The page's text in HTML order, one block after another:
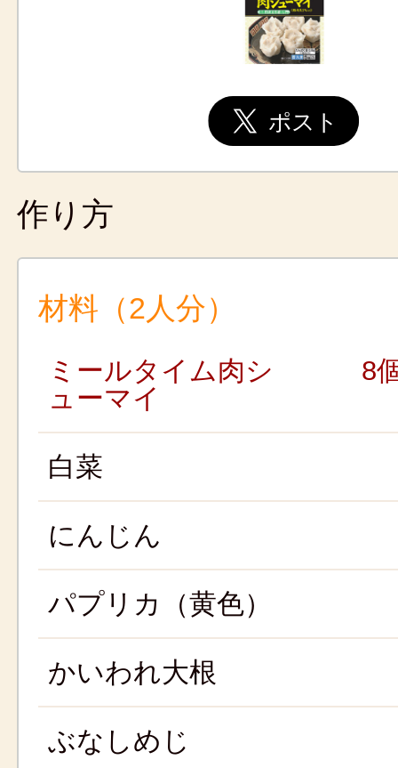
作り方
材料（2人分）
ミールタイム肉シ
ューマイ
8
白菜
にんじん
パプリカ（黄色）
かいわれ大根
ぶなしめじ